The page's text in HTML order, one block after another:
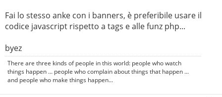
Fai lo stesso anke con i banners, è preferibile usare il
codice javascript rispetto a tags e alle funz php...
byez
There are three kinds of people in this world: people who watch
things happen ... people who complain about things that happen ...
and people who make things happen...